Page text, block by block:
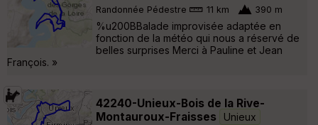
Randonnée Pédestre 11 km 390 m
%u200BBalade improvisée adaptée en
fonction de la météo qui nous a réservé de
belles surprises Merci à Pauline et Jean
François. »
42240-Unieux-Bois de la Rive-
Montauroux-Fraisses
Unieux